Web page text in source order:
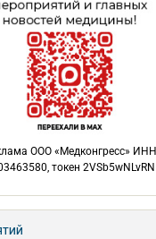
ООО «Медконгресс» ИНН
токен 2VSb5wNLvRN